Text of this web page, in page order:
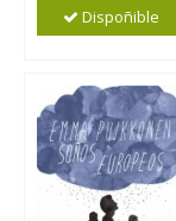
Dispoñible